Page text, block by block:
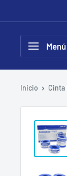
directamente
contenido
Menú
Inicio Cinta